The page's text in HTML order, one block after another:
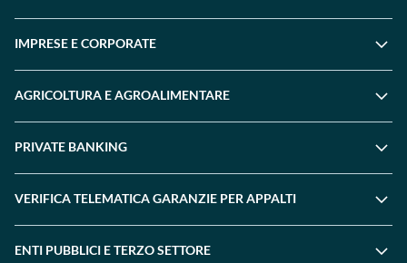
IMPRESE E CORPORATE
AGRICOLTURA E AGROALIMENTARE
PRIVATE BANKING
VERIFICA TELEMATICA GARANZIE PER APPALTI
ENTI PUBBLICI E TERZO SETTORE